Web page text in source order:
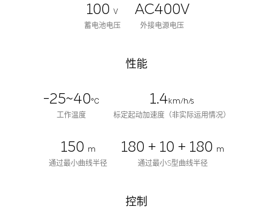
100 V
蓄电池电压
AC400V
外接电源电压
性能
-25~40℃
工作温度
1.4 km/h/s
标定起动加速度（非实际运用情况）
150 m
通过最小曲线半径
180 + 10 + 180 m
通过最小S型曲线半径
控制